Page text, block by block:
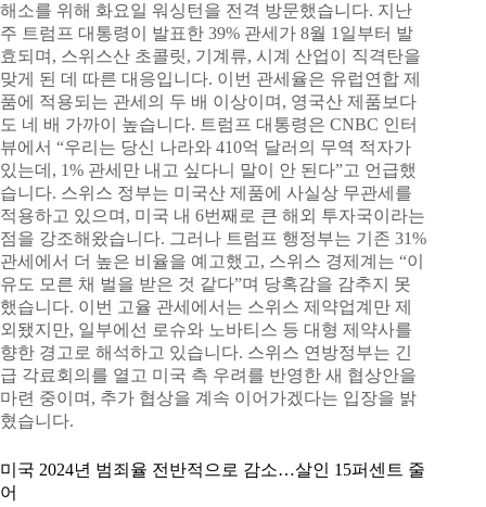
해소를 위해 화요일 워싱턴을 전격 방문했습니다. 지난
주 트럼프 대통령이 발표한 39% 관세가 8월 1일부터 발
효되며, 스위스산 초콜릿, 기계류, 시계 산업이 직격탄을
맞게 된 데 따른 대응입니다. 이번 관세율은 유럽연합 제
품에 적용되는 관세의 두 배 이상이며, 영국산 제품보다
도 네 배 가까이 높습니다. 트럼프 대통령은 CNBC 인터
뷰에서 “우리는 당신 나라와 410억 달러의 무역 적자가
있는데, 1% 관세만 내고 싶다니 말이 안 된다”고 언급했
습니다. 스위스 정부는 미국산 제품에 사실상 무관세를
적용하고 있으며, 미국 내 6번째로 큰 해외 투자국이라는
점을 강조해왔습니다. 그러나 트럼프 행정부는 기존 31%
관세에서 더 높은 비율을 예고했고, 스위스 경제계는 “이
유도 모른 채 벌을 받은 것 같다”며 당혹감을 감추지 못
했습니다. 이번 고율 관세에서는 스위스 제약업계만 제
외됐지만, 일부에선 로슈와 노바티스 등 대형 제약사를
향한 경고로 해석하고 있습니다. 스위스 연방정부는 긴
급 각료회의를 열고 미국 측 우려를 반영한 새 협상안을
마련 중이며, 추가 협상을 계속 이어가겠다는 입장을 밝
혔습니다.
미국 2024년 범죄율 전반적으로 감소…살인 15퍼센트 줄
어